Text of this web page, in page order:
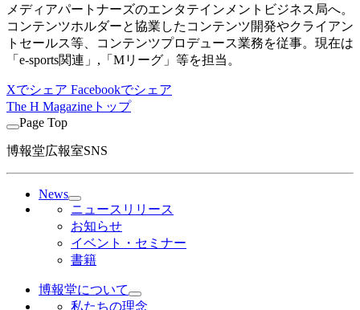
メディアパートナーズのエンタテインメントビジネス局へ。
コンテンツホルダーと協業したコンテンツ開発やクライアン
トセールス等、コンテンツプロデュース業務を従事。現在は
「e-sports関連」,「Mリーグ」等を担当。
Xでシェア Facebookでシェア
The H Magazineトップ
Page Top
博報堂広報室SNS
News
ニュースリリース
お知らせ
イベント・セミナー
書籍
博報堂について
私たちの理念